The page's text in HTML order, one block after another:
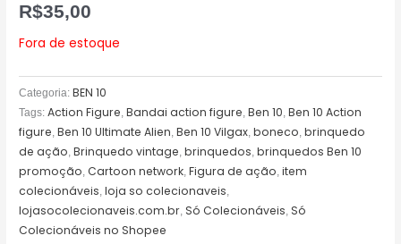
R$35,00
Fora de estoque
Categoria:BEN 10
Tags: Action Figure ,Bandai action figure ,Ben 10 ,Ben 10 Action
figure ,Ben 10 Ultimate Alien ,Ben 10 Vilgax ,boneco ,brinquedo
de ação ,Brinquedo vintage ,brinquedos ,brinquedos Ben 10
promoção ,Cartoon network ,Figura de ação ,item
colecionáveis ,loja so colecionaveis
lojasocolecionaveis.com.br ,Só Colecionáveis ,Só
Colecionáveis no Shopee